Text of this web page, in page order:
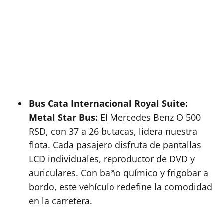
Bus Cata Internacional Royal Suite:
Metal Star Bus: El Mercedes Benz O 500
RSD, con 37 a 26 butacas, lidera nuestra
flota. Cada pasajero disfruta de pantallas
LCD individuales, reproductor de DVD y
auriculares. Con baño químico y frigobar a
bordo, este vehículo redefine la comodidad
en la carretera.